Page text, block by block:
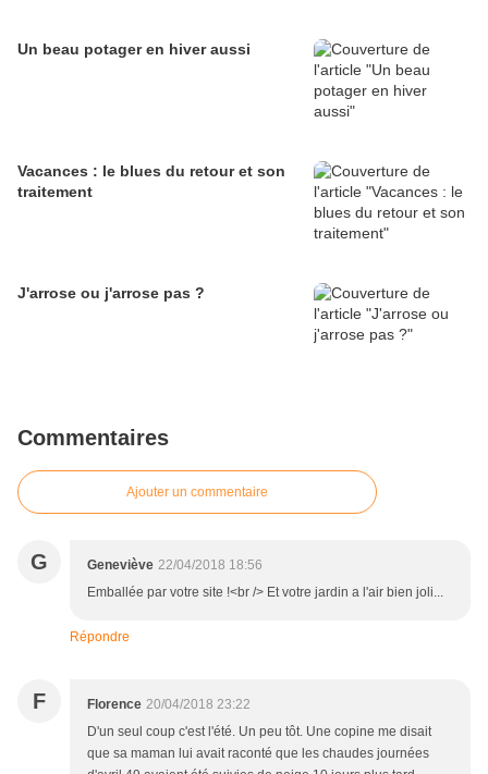
Un beau potager en hiver aussi
Vacances : le blues du retour et son
traitement
J'arrose ou j'arrose pas ?
Commentaires
Ajouter un commentaire
G Geneviève 22/04/2018 18:56
Emballée par votre site !<br /> Et votre jardin a l'air bien joli...
Répondre
F Florence 20/04/2018 23:22
D'un seul coup c'est l'été. Un peu tôt. Une copine me disait
que sa maman lui avait raconté que les chaudes journées